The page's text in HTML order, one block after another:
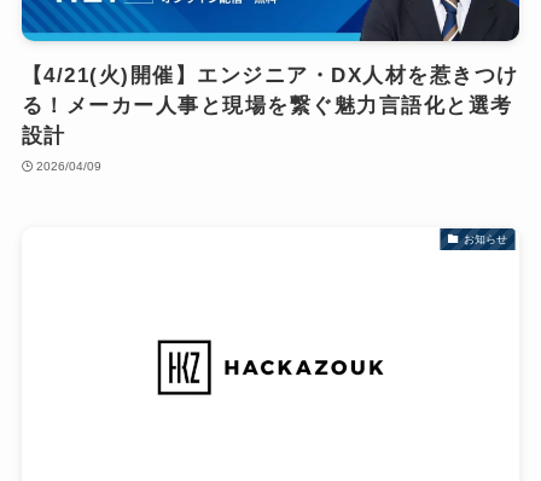
【4/21(火)開催】エンジニア・DX人材を惹きつけ
る！メーカー人事と現場を繋ぐ魅力言語化と選考
設計
2026/04/09
お知らせ